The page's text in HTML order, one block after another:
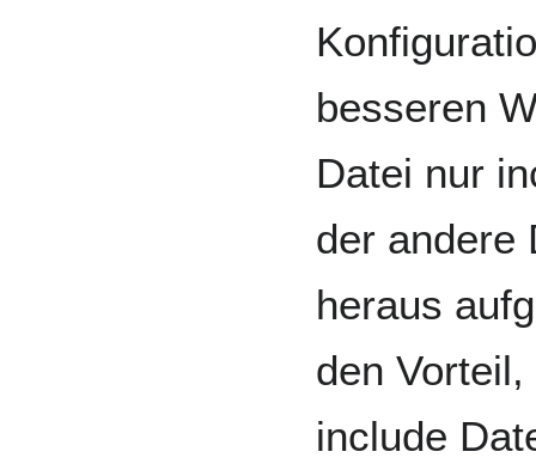
besseren
Datei nur
der andere
heraus
den
include